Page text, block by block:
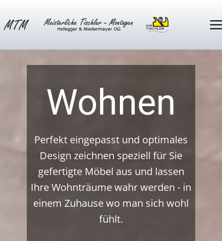
Wohnen
Perfekt eingepasst und optimales
Design zeichnen speziell für Sie
gefertigte Möbel aus und lassen
Ihre Wohnträume wahr werden - in
einem Zuhause wo man sich wohl
fühlt.